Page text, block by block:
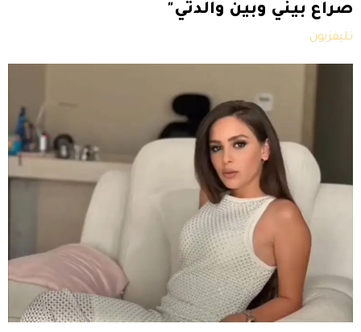
صراع بيني وبين والدتي"
تليفزيون